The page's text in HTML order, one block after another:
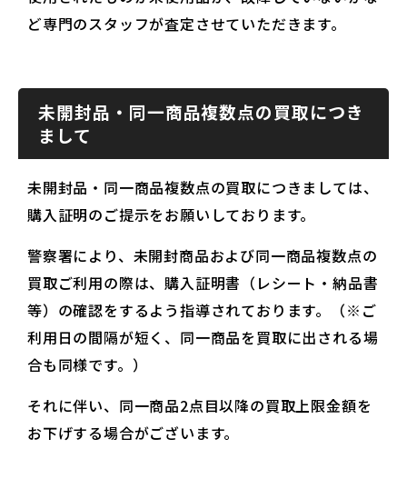
ど専門のスタッフが査定させていただきます。
未開封品・同一商品複数点の買取につき
まして
未開封品・同一商品複数点の買取につきましては、
購入証明のご提示をお願いしております。
警察署により、未開封商品および同一商品複数点の
買取ご利用の際は、購入証明書（レシート・納品書
等）の確認をするよう指導されております。（※ご
利用日の間隔が短く、同一商品を買取に出される場
合も同様です。）
それに伴い、同一商品2点目以降の買取上限金額を
お下げする場合がございます。